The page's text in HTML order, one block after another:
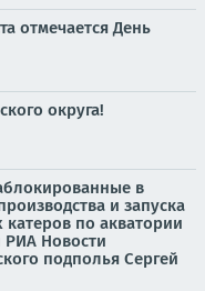
отмечается День
округа!
в
и запуска
по акватории
Новости
подполья Сергей